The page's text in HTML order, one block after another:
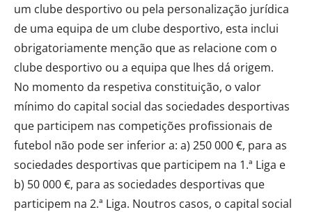
um clube desportivo ou pela personalização jurídica
de uma equipa de um clube desportivo, esta inclui
obrigatoriamente menção que as relacione com o
clube desportivo ou a equipa que lhes dá origem.
No momento da respetiva constituição, o valor
mínimo do capital social das sociedades desportivas
que participem nas competições profissionais de
futebol não pode ser inferior a: a) 250 000 €, para as
sociedades desportivas que participem na 1.ª Liga e
b) 50 000 €, para as sociedades desportivas que
participem na 2.ª Liga. Noutros casos, o capital social